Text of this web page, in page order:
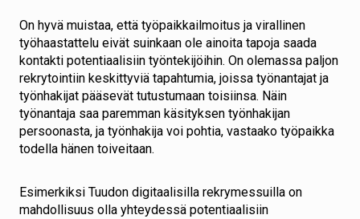
On hyvä muistaa, että työpaikkailmoitus ja virallinen
työhaastattelu eivät suinkaan ole ainoita tapoja saada
kontakti potentiaalisiin työntekijöihin. On olemassa paljon
rekrytointiin keskittyviä tapahtumia, joissa työnantajat ja
työnhakijat pääsevät tutustumaan toisiinsa. Näin
työnantaja saa paremman käsityksen työnhakijan
persoonasta, ja työnhakija voi pohtia, vastaako työpaikka
todella hänen toiveitaan.
Esimerkiksi Tuudon digitaalisilla rekrymessuilla on
mahdollisuus olla yhteydessä potentiaalisiin